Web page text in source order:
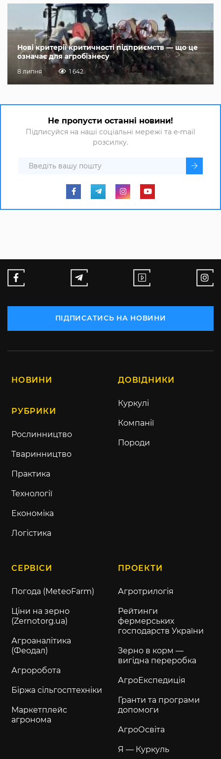
Нові критерії критичності підприємств — що це
означає для агробізнесу
8 липня 1 642
Не пропусти останні новини!
Підписуйся на наші соціальні мережі та e-mail
розсилку.
ПІДПИСАТИСЬ НА НОВИНИ
НОВИНИ
РУБРИКИ
Рослинництво
Тваринництво
Практика
Технології
Економіка
Логістика
ДОВІДНИКИ
Куркулі
Компанії
Породи
СЕРВІСИ
Погода (MeteoFarm)
Ціни на зерно
(Zernotorg.ua)
Агроаналітика
(Феодал)
Агроробота
Біржа сільгосптехніки
Маркетплейс
агронома
ПРОЕКТИ
Агротрилогія
Рейтинги
фермерських
господарств України
Зерно в корм —
вигідна переробка
АгроЕкспедиція
Гранти та програми
допомоги
АгроОсвіта
Я — Куркуль